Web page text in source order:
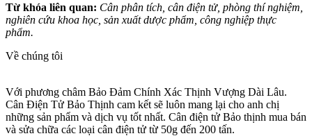
Từ khóa liên quan: Cân phân tích, cân điện tử, phòng thí nghiệm,
nghiên cứu khoa học, sản xuất dược phẩm, công nghiệp thực
phẩm.
Về chúng tôi
Với phương châm Bảo Đảm Chính Xác Thịnh Vượng Dài Lâu.
Cân Điện Tử Bảo Thịnh cam kết sẽ luôn mang lại cho anh chị
những sản phẩm và dịch vụ tốt nhất. Cân điện tử Bảo thịnh mua bán
và sửa chữa các loại cân điện tử từ 50g đến 200 tấn.